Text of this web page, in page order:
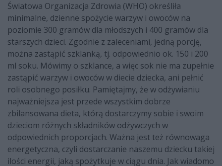
Światowa Organizacja Zdrowia (WHO) określiła
minimalne, dzienne spożycie warzyw i owoców na
poziomie 300 gramów dla młodszych i 400 gramów dla
starszych dzieci. Zgodnie z zaleceniami, jedną porcję,
można zastąpić szklanką, tj. odpowiednio ok. 150 i 200
ml soku. Mówimy o szklance, a więc sok nie ma zupełnie
zastąpić warzyw i owoców w diecie dziecka, ani pełnić
roli osobnego posiłku. Pamiętajmy, że w odżywianiu
najważniejsza jest przede wszystkim dobrze
zbilansowana dieta, którą dostarczymy sobie i swoim
dzieciom różnych składników odżywczych w
odpowiednich proporcjach. Ważna jest też równowaga
energetyczna, czyli dostarczanie naszemu dziecku takiej
ilości energii, jaką spożytkuje w ciągu dnia. Jak wiadomo